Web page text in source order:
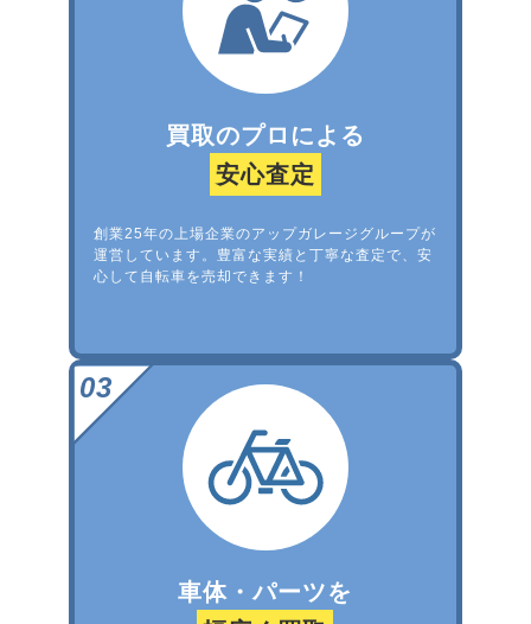
買取のプロによる
安心査定
創業25年の上場企業のアップガレージグループが
運営しています。豊富な実績と丁寧な査定で、安
心して自転車を売却できます！
車体・パーツを